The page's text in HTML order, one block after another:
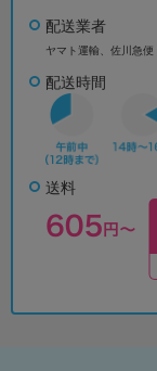
配送業者
ヤマト運輸、佐川急便
配送時間
送料